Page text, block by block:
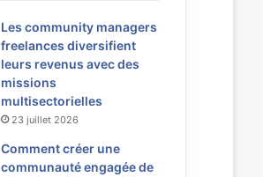
Les community managers
freelances diversifient
leurs revenus avec des
missions
multisectorielles
23 juillet 2026
Comment créer une
communauté engagée de